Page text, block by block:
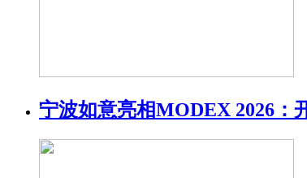
宁波如意亮相MODEX 2026：